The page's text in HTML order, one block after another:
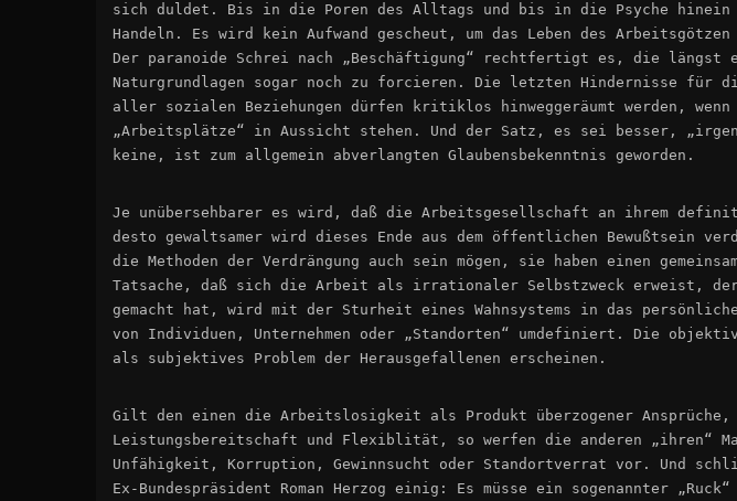
sich duldet. Bis in die Poren des Alltags und bis in die Psyche hinein
Handeln. Es wird kein Aufwand gescheut, um das Leben des
Der paranoide Schrei nach „Beschäftigung“ rechtfertigt es, die längst
Naturgrundlagen sogar noch zu forcieren. Die letzten Hindernisse für
aller sozialen Beziehungen dürfen kritiklos hinweggeräumt werden,
„Arbeitsplätze“ in Aussicht stehen. Und der Satz, es sei besser,
keine, ist zum allgemein abverlangten Glaubensbekenntnis geworden.
Je unübersehbarer es wird, daß die Arbeitsgesellschaft an ihrem
desto gewaltsamer wird dieses Ende aus dem öffentlichen Bewußtsein
die Methoden der Verdrängung auch sein mögen, sie haben einen
Tatsache, daß sich die Arbeit als irrationaler Selbstzweck erweist,
gemacht hat, wird mit der Sturheit eines Wahnsystems in das
von Individuen, Unternehmen oder „Standorten“ umdefiniert. Die
als subjektives Problem der Herausgefallenen erscheinen.
Gilt den einen die Arbeitslosigkeit als Produkt überzogener Ansprüche,
Leistungsbereitschaft und Flexiblität, so werfen die anderen „ihren“
Unfähigkeit, Korruption, Gewinnsucht oder Standortverrat vor. Und
Ex-Bundespräsident Roman Herzog einig: Es müsse ein sogenannter